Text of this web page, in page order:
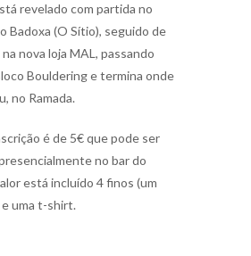
revelado com partida no
Badoxa (O Sítio), seguido de
nova loja MAL, passando
Bouldering e termina onde
no Ramada.
é de 5€ que pode ser
no bar do
está incluído 4 finos (um
uma t-shirt.